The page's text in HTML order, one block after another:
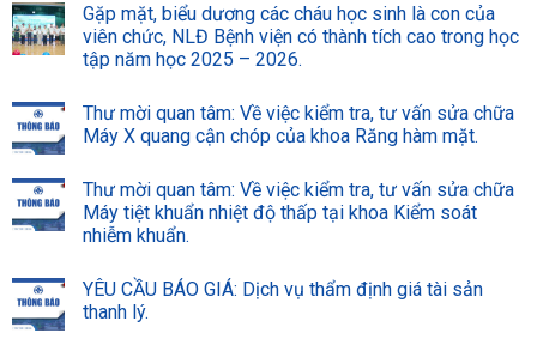
Gặp mặt, biểu dương các cháu học sinh là con của
viên chức, NLĐ Bệnh viện có thành tích cao trong học
tập năm học 2025 – 2026.
Thư mời quan tâm: Về việc kiểm tra, tư vấn sửa chữa
Máy X quang cận chóp của khoa Răng hàm mặt.
Thư mời quan tâm: Về việc kiểm tra, tư vấn sửa chữa
Máy tiệt khuẩn nhiệt độ thấp tại khoa Kiểm soát
nhiễm khuẩn.
YÊU CẦU BÁO GIÁ: Dịch vụ thẩm định giá tài sản
thanh lý.